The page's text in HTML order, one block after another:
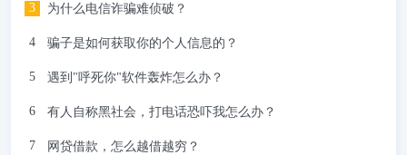
为什么电信诈骗难侦破？
骗子是如何获取你的个人信息的？
遇到"呼死你"软件轰炸怎么办？
有人自称黑社会，打电话恐吓我怎么办？
网贷借款，怎么越借越穷？